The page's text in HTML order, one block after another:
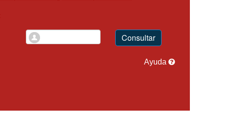
Consultar
Ayuda